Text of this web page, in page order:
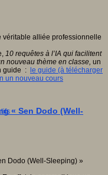
10 requêtes à l’IA qui facilitent
nouveau thème en classe, un
guide :
le guide (à télécharger
un nouveau cours
« Sen Dodo (Well-